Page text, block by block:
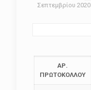
Σεπτεμβρίου 2020
ΑΡ.
ΠΡΩΤΟΚΟΛΛΟΥ